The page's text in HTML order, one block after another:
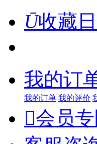
Ū收藏
我的订
我的订单 我的评价
会员